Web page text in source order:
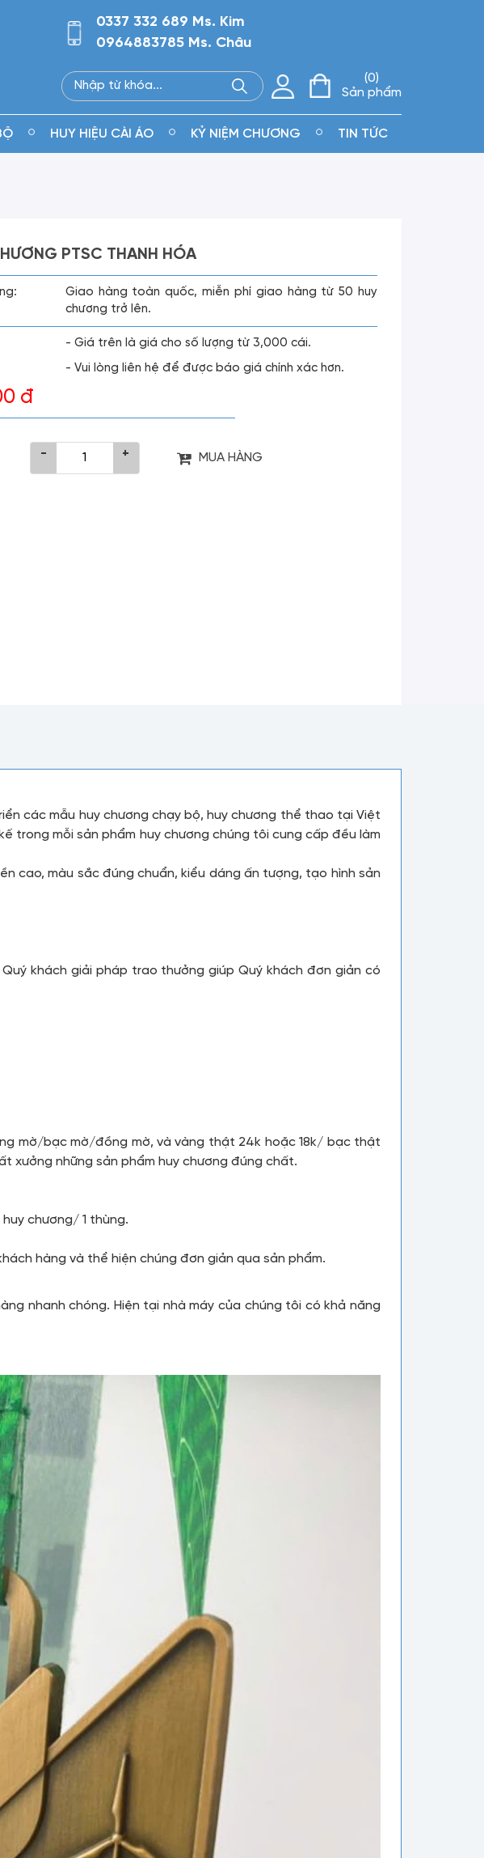
0337 332 689 Ms. Kim
0964883785 Ms. Châu
0
Sản phẩm
HUY HIỆU CÀI ÁO KỶ NIỆM CHƯƠNG TIN TỨC
PTSC THANH HÓA
Giao hàng toàn quốc, miễn phí giao hàng từ 50 huy
chương trở lên.
- Giá trên là giá cho số lượng từ 3,000 cái.
- Vui lòng liên hệ để được báo giá chính xác hơn.
đ
- + MUA HÀNG
các mẫu huy chương chạy bộ, huy chương thể thao tại Việt
trong mỗi sản phẩm huy chương chúng tôi cung cấp đều làm
cao, màu sắc đúng chuẩn, kiểu dáng ấn tượng, tạo hình sản
khách giải pháp trao thưởng giúp Quý khách đơn giản có
mờ/bạc mờ/đồng mờ, và vàng thật 24k hoặc 18k/ bạc thật
xưởng những sản phẩm huy chương đúng chất.
chương/ 1 thùng.
hàng và thể hiện chúng đơn giản qua sản phẩm.
nhanh chóng. Hiện tại nhà máy của chúng tôi có khả năng